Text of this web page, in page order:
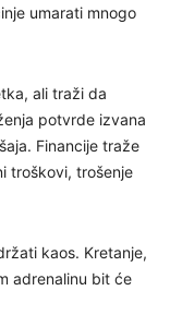
umarati mnogo
ali traži da
potvrde izvana
Financije traže
troškovi, trošenje
kaos. Kretanje,
adrenalinu bit će